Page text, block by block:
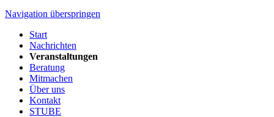
Navigation überspringen
Start
Nachrichten
Veranstaltungen
Beratung
Mitmachen
Über uns
Kontakt
STUBE